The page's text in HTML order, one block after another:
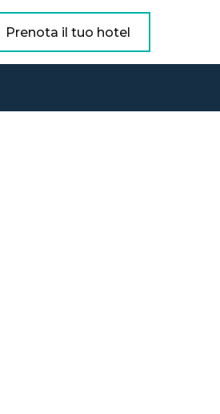
Prenota il tuo hotel